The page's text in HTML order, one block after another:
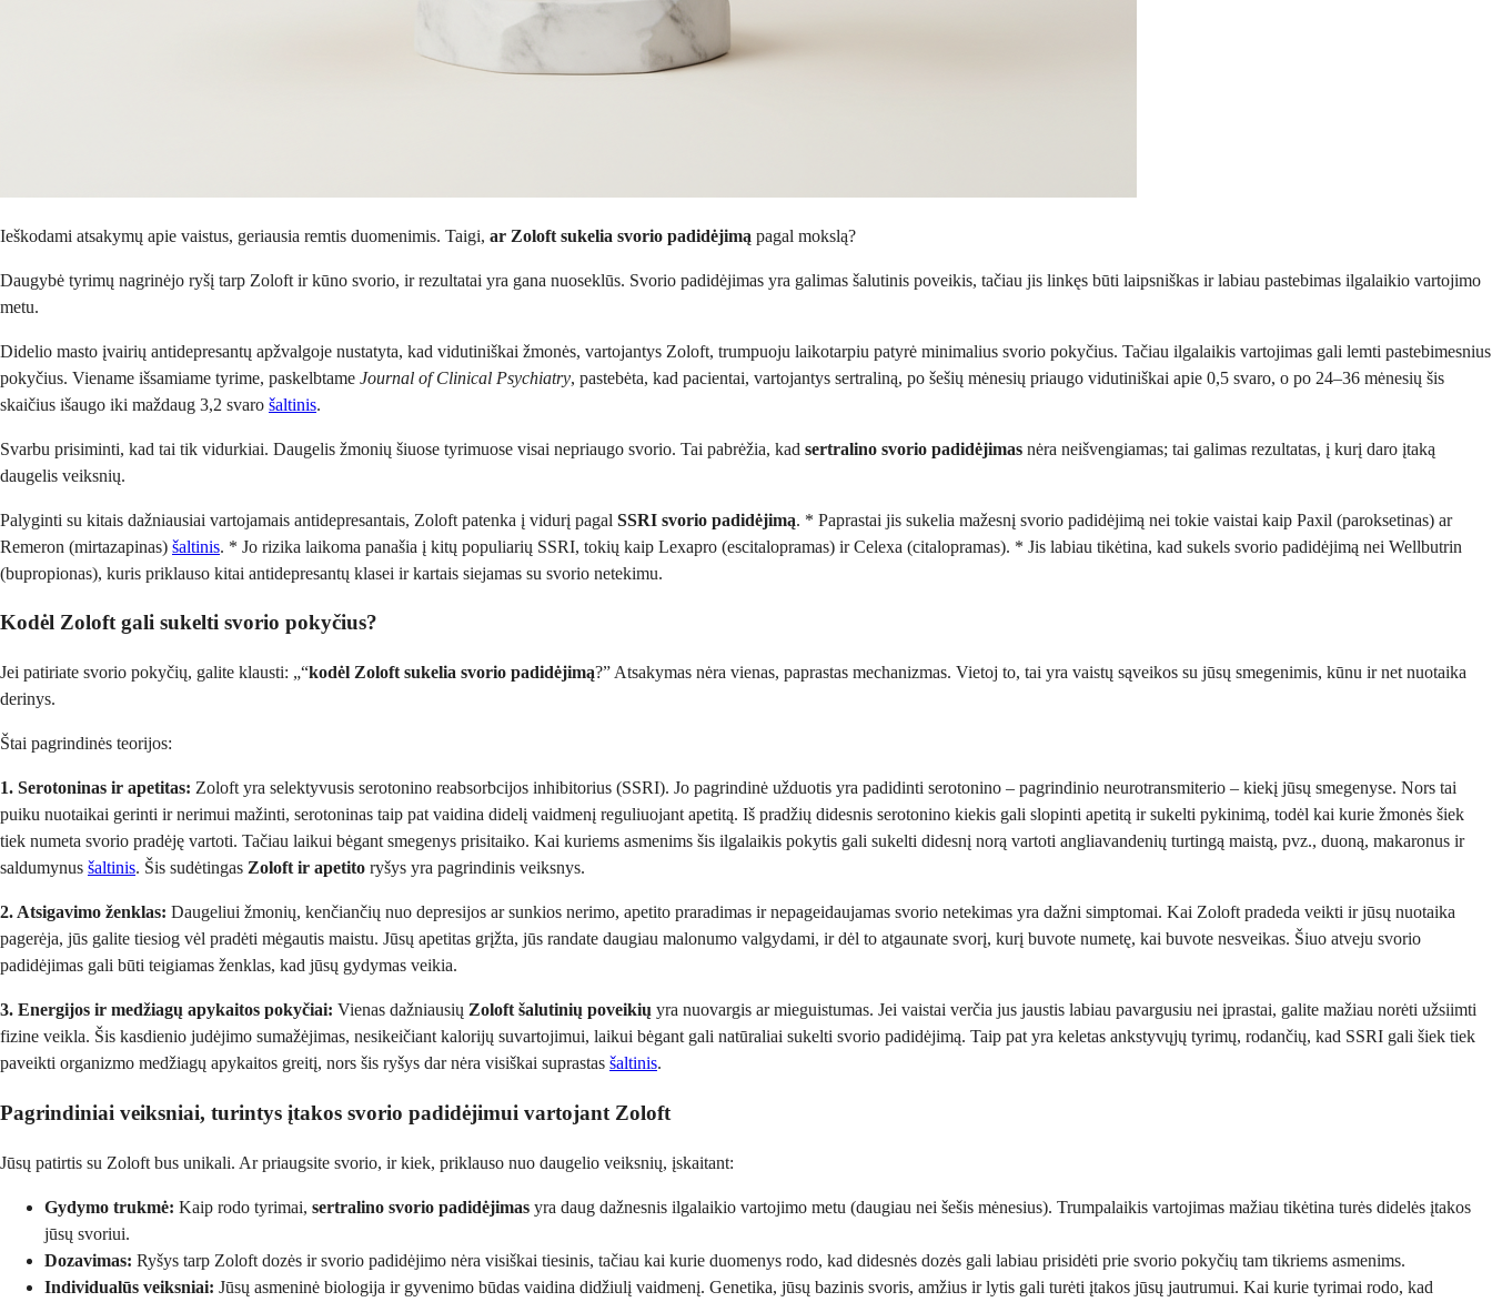
Ieškodami atsakymų apie vaistus, geriausia remtis duomenimis. Taigi, ar Zoloft sukelia svorio padidėjimą pagal mokslą?
Daugybė tyrimų nagrinėjo ryšį tarp Zoloft ir kūno svorio, ir rezultatai yra gana nuoseklūs. Svorio padidėjimas yra galimas šalutinis poveikis, tačiau jis linkęs būti laipsniškas ir labiau pastebimas ilgalaikio vartojimo
metu.
Didelio masto įvairių antidepresantų apžvalgoje nustatyta, kad vidutiniškai žmonės, vartojantys Zoloft, trumpuoju laikotarpiu patyrė minimalius svorio pokyčius. Tačiau ilgalaikis vartojimas gali lemti pastebimesnius
pokyčius. Viename išsamiame tyrime, paskelbtame Journal of Clinical Psychiatry, pastebėta, kad pacientai, vartojantys sertraliną, po šešių mėnesių priaugo vidutiniškai apie 0,5 svaro, o po 24–36 mėnesių šis
skaičius išaugo iki maždaug 3,2 svaro šaltinis.
Svarbu prisiminti, kad tai tik vidurkiai. Daugelis žmonių šiuose tyrimuose visai nepriaugo svorio. Tai pabrėžia, kad sertralino svorio padidėjimas nėra neišvengiamas; tai galimas rezultatas, į kurį daro įtaką
daugelis veiksnių.
Palyginti su kitais dažniausiai vartojamais antidepresantais, Zoloft patenka į vidurį pagal SSRI svorio padidėjimą. * Paprastai jis sukelia mažesnį svorio padidėjimą nei tokie vaistai kaip Paxil (paroksetinas) ar
Remeron (mirtazapinas) šaltinis. * Jo rizika laikoma panašia į kitų populiarių SSRI, tokių kaip Lexapro (escitalopramas) ir Celexa (citalopramas). * Jis labiau tikėtina, kad sukels svorio padidėjimą nei Wellbutrin
(bupropionas), kuris priklauso kitai antidepresantų klasei ir kartais siejamas su svorio netekimu.
Kodėl Zoloft gali sukelti svorio pokyčius?
Jei patiriate svorio pokyčių, galite klausti: „“kodėl Zoloft sukelia svorio padidėjimą?” Atsakymas nėra vienas, paprastas mechanizmas. Vietoj to, tai yra vaistų sąveikos su jūsų smegenimis, kūnu ir net nuotaika
derinys.
Štai pagrindinės teorijos:
1. Serotoninas ir apetitas: Zoloft yra selektyvusis serotonino reabsorbcijos inhibitorius (SSRI). Jo pagrindinė užduotis yra padidinti serotonino – pagrindinio neurotransmiterio – kiekį jūsų smegenyse. Nors tai
puiku nuotaikai gerinti ir nerimui mažinti, serotoninas taip pat vaidina didelį vaidmenį reguliuojant apetitą. Iš pradžių didesnis serotonino kiekis gali slopinti apetitą ir sukelti pykinimą, todėl kai kurie žmonės šiek
tiek numeta svorio pradėję vartoti. Tačiau laikui bėgant smegenys prisitaiko. Kai kuriems asmenims šis ilgalaikis pokytis gali sukelti didesnį norą vartoti angliavandenių turtingą maistą, pvz., duoną, makaronus ir
saldumynus šaltinis. Šis sudėtingas Zoloft ir apetito ryšys yra pagrindinis veiksnys.
2. Atsigavimo ženklas: Daugeliui žmonių, kenčiančių nuo depresijos ar sunkios nerimo, apetito praradimas ir nepageidaujamas svorio netekimas yra dažni simptomai. Kai Zoloft pradeda veikti ir jūsų nuotaika
pagerėja, jūs galite tiesiog vėl pradėti mėgautis maistu. Jūsų apetitas grįžta, jūs randate daugiau malonumo valgydami, ir dėl to atgaunate svorį, kurį buvote numetę, kai buvote nesveikas. Šiuo atveju svorio
padidėjimas gali būti teigiamas ženklas, kad jūsų gydymas veikia.
3. Energijos ir medžiagų apykaitos pokyčiai: Vienas dažniausių Zoloft šalutinių poveikių yra nuovargis ar mieguistumas. Jei vaistai verčia jus jaustis labiau pavargusiu nei įprastai, galite mažiau norėti užsiimti
fizine veikla. Šis kasdienio judėjimo sumažėjimas, nesikeičiant kalorijų suvartojimui, laikui bėgant gali natūraliai sukelti svorio padidėjimą. Taip pat yra keletas ankstyvųjų tyrimų, rodančių, kad SSRI gali šiek tiek
paveikti organizmo medžiagų apykaitos greitį, nors šis ryšys dar nėra visiškai suprastas šaltinis.
Pagrindiniai veiksniai, turintys įtakos svorio padidėjimui vartojant Zoloft
Jūsų patirtis su Zoloft bus unikali. Ar priaugsite svorio, ir kiek, priklauso nuo daugelio veiksnių, įskaitant:
Gydymo trukmė: Kaip rodo tyrimai, sertralino svorio padidėjimas yra daug dažnesnis ilgalaikio vartojimo metu (daugiau nei šešis mėnesius). Trumpalaikis vartojimas mažiau tikėtina turės didelės įtakos
jūsų svoriui.
Dozavimas: Ryšys tarp Zoloft dozės ir svorio padidėjimo nėra visiškai tiesinis, tačiau kai kurie duomenys rodo, kad didesnės dozės gali labiau prisidėti prie svorio pokyčių tam tikriems asmenims.
Individualūs veiksniai: Jūsų asmeninė biologija ir gyvenimo būdas vaidina didžiulį vaidmenį. Genetika, jūsų bazinis svoris, amžius ir lytis gali turėti įtakos jūsų jautrumui. Kai kurie tyrimai rodo, kad